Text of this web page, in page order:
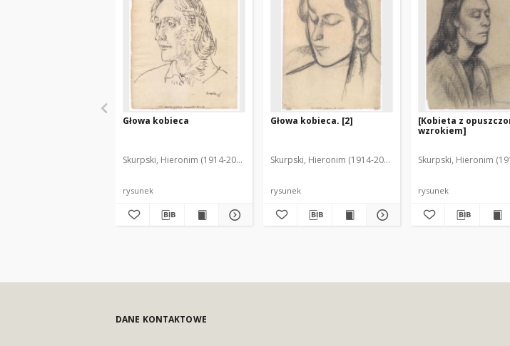
Głowa kobieca
Skurpski, Hieronim (1914-2006)
rysunek
Głowa kobieca. [2]
Skurpski, Hieronim (1914-2006)
rysunek
[Kobieta z
wzrokiem]
Skurpski, Hieronim
rysunek
DANE KONTAKTOWE